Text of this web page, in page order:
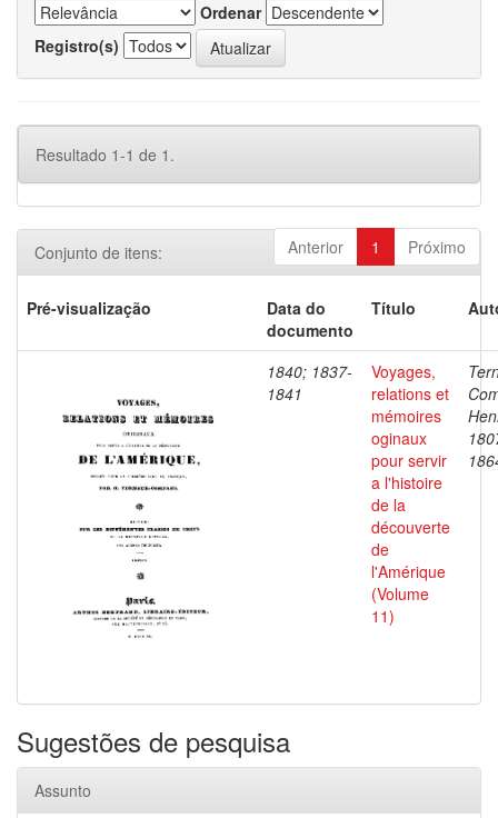
Ordenar
Registro(s)
Resultado 1-1 de 1.
Anterior 1 Próximo
Conjunto de itens:
Pré-visualização
Data do
documento
Título
1840; 1837-
1841
Voyages,
relations et
mémoires
oginaux
pour servir
a l'histoire
de la
découverte
de
l'Amérique
(Volume
11)
Sugestões de pesquisa
Assunto